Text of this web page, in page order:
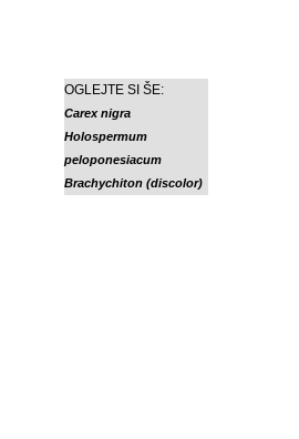
OGLEJTE SI ŠE:
Carex nigra
Holospermum
peloponesiacum
Brachychiton (discolor)